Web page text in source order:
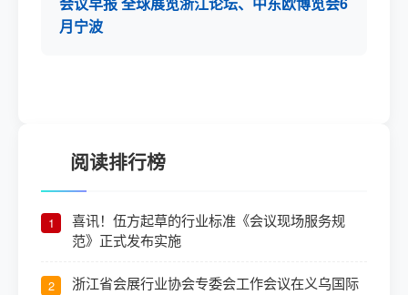
月宁波
阅读排行榜
1
喜讯！伍方起草的行业标准《会议现场服务规
范》正式发布实施
2
浙江省会展行业协会专委会工作会议在义乌国际